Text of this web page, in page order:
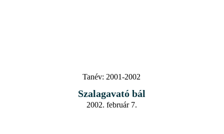
Tanév: 2001-2002
Szalagavató bál
2002. február 7.